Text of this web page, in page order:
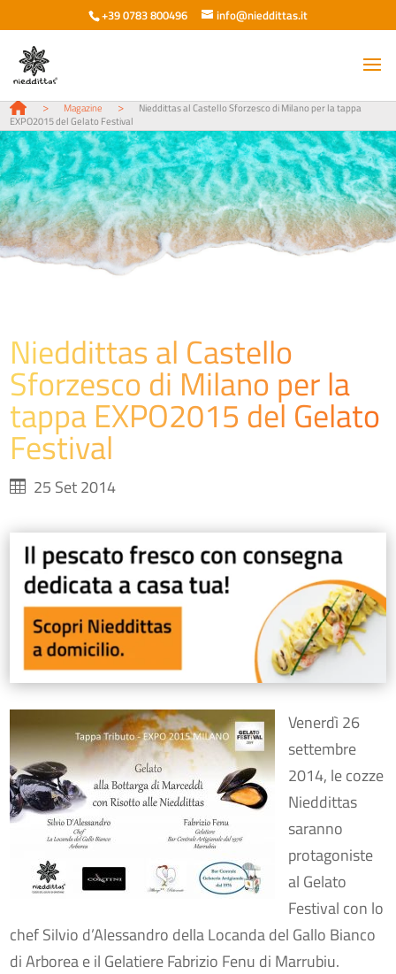
+39 0783 800496 info@nieddittas.it
> Magazine >
Nieddittas al Castello Sforzesco di Milano per la tappa
EXPO2015 del Gelato Festival
Nieddittas al Castello
Sforzesco di Milano per la
tappa EXPO2015 del Gelato
Festival
25 Set 2014
Venerdì 26
settembre
2014, le cozze
Nieddittas
saranno
protagoniste
al Gelato
Festival con lo
chef Silvio d’Alessandro della Locanda del Gallo Bianco
di Arborea e il Gelatiere Fabrizio Fenu di Marrubiu.